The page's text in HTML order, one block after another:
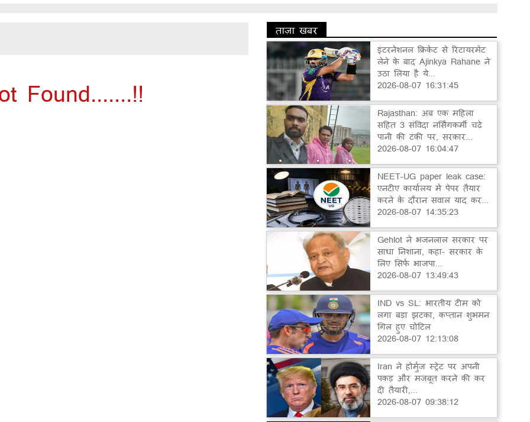
Found.......!!
ताज़ा खबर
इंटरनेशनल क्रिकेट से रिटायरमेंट
लेने के बाद Ajinkya Rahane ने
उठा लिया है ये...
2026-08-07 16:31:45
Rajasthan: अब एक महिला
सहित 3 संविदा नर्सिंगकर्मी चढ़े
पानी की टंकी पर, सरकार...
2026-08-07 16:04:47
NEET-UG paper leak case:
एनटीए कार्यालय में पेपर तैयार
करने के दौरान सवाल याद कर...
2026-08-07 14:35:23
Gehlot ने भजनलाल सरकार पर
साधा निशाना, कहा- सरकार के
लिए सिर्फ भाजपा...
2026-08-07 13:49:43
IND vs SL: भारतीय टीम को
लगा बड़ा झटका, कप्तान शुभमन
गिल हुए चोटिल
2026-08-07 12:13:08
Iran ने होर्मुज स्ट्रेट पर अपनी
पकड़ और मजबूत करने की कर
दी तैयारी,...
2026-08-07 09:38:12